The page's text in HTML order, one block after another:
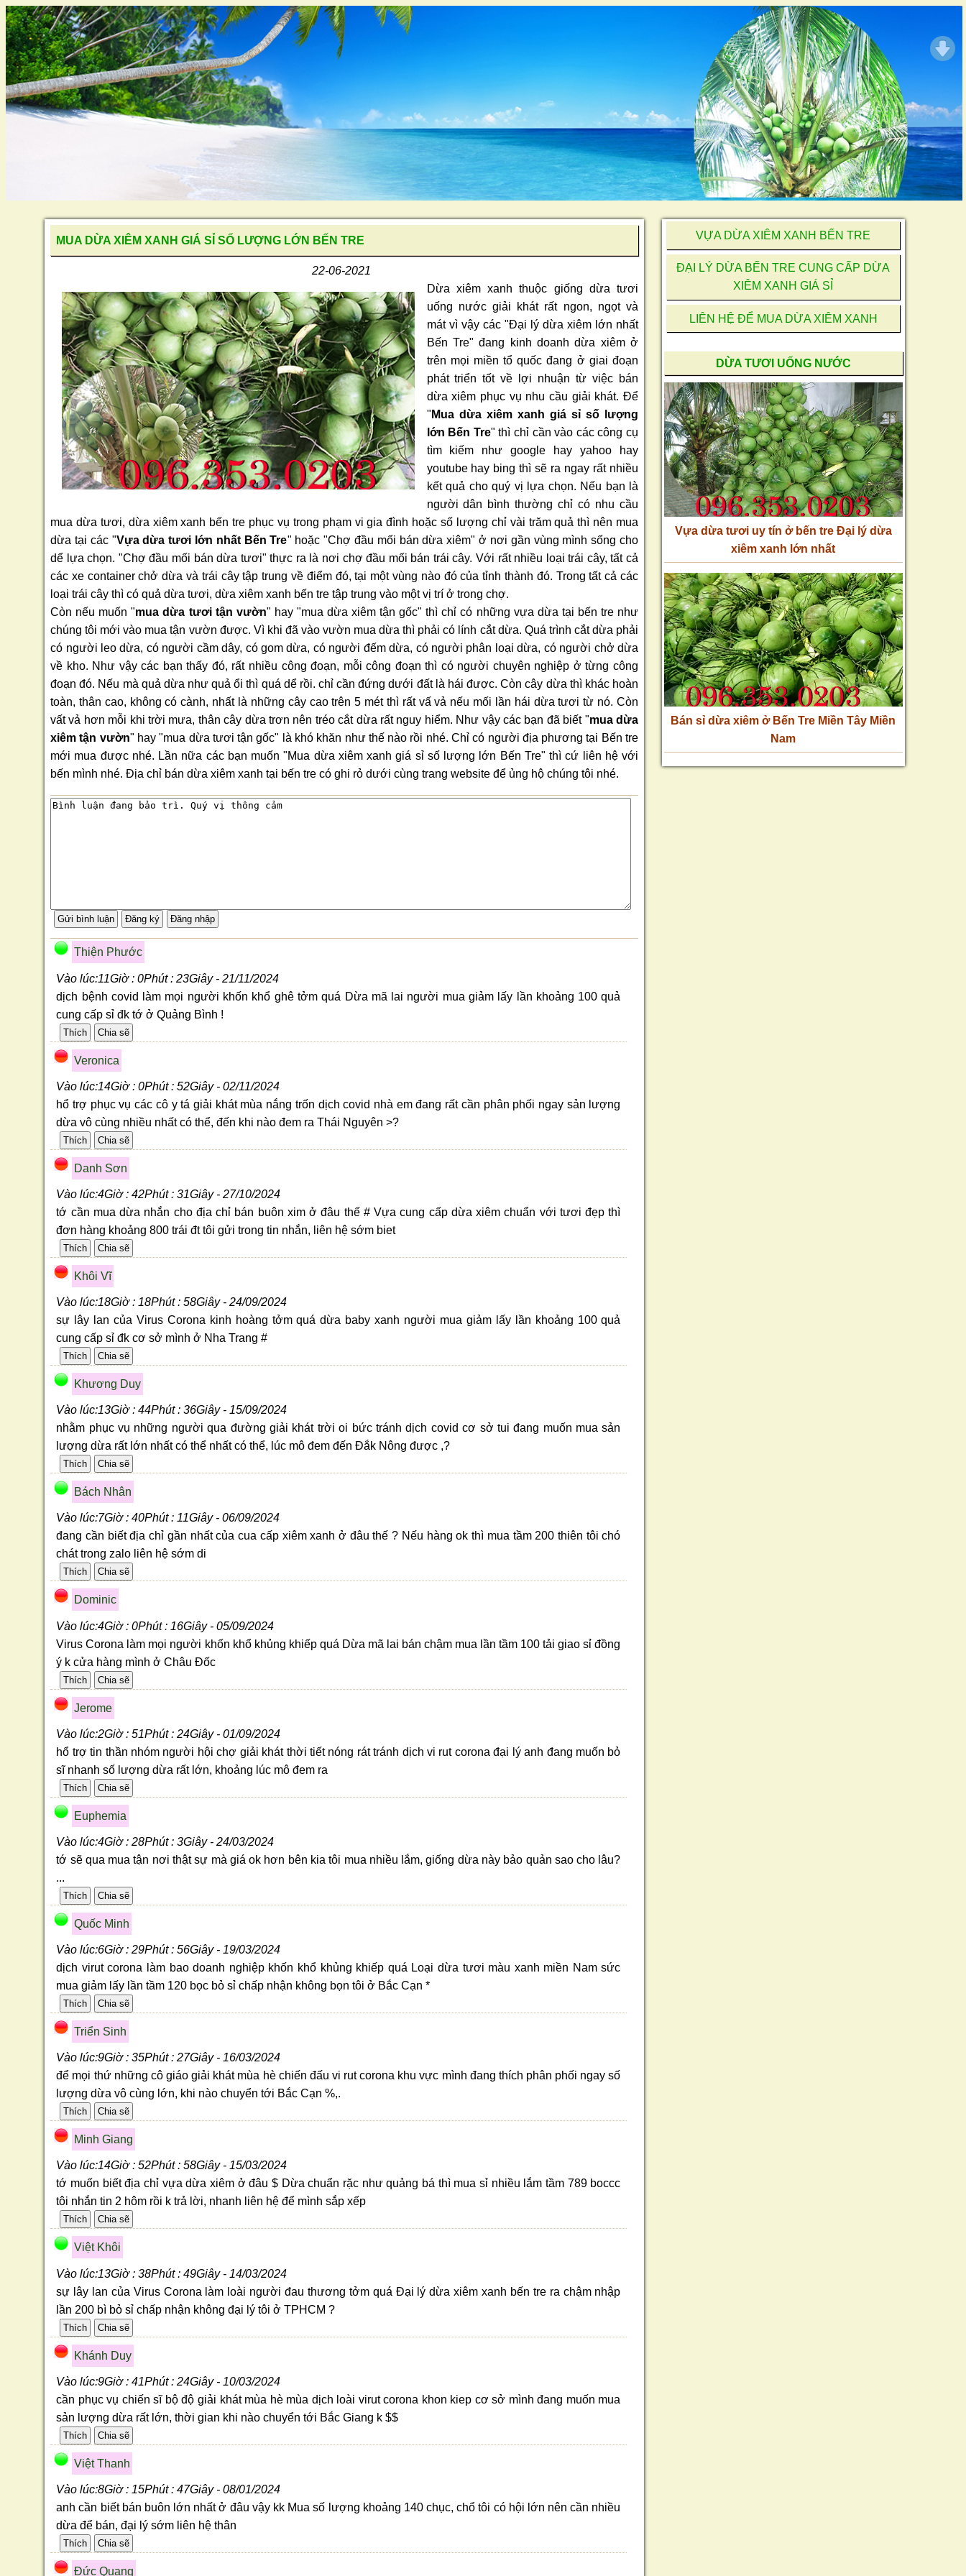
MUA DỪA XIÊM XANH GIÁ SỈ SỐ LƯỢNG LỚN BẾN TRE
22-06-2021
Dừa xiêm xanh thuộc giống dừa tươi
uống nước giải khát rất ngon, ngọt và
mát vì vậy các "Đại lý dừa xiêm lớn nhất
Bến Tre" đang kinh doanh dừa xiêm ở
trên mọi miền tổ quốc đang ở giai đoạn
phát triển tốt về lợi nhuận từ việc bán
dừa xiêm phục vụ nhu cầu giải khát. Để
" Mua dừa xiêm xanh giá sỉ số lượng
lớn Bến Tre" thì chỉ cần vào các công cụ
tìm kiếm như google hay yahoo hay
youtube hay bing thì sẽ ra ngay rất nhiều
kết quả cho quý vị lựa chọn. Nếu bạn là
người dân bình thường chỉ có nhu cầu
mua dừa tươi, dừa xiêm xanh bến tre phục vụ trong phạm vi gia đình hoặc số lượng chỉ vài trăm quả thì nên mua
dừa tại các "Vựa dừa tươi lớn nhất Bến Tre" hoặc "Chợ đầu mối bán dừa xiêm" ở nơi gần vùng mình sống cho
dể lựa chọn. "Chợ đầu mối bán dừa tươi" thực ra là nơi chợ đầu mối bán trái cây. Với rất nhiều loại trái cây, tất cả
các xe container chở dừa và trái cây tập trung về điểm đó, tại một vùng nào đó của tỉnh thành đó. Trong tất cả các
loại trái cây thì có quả dừa tươi, dừa xiêm xanh bến tre tập trung vào một vị trí ở trong chợ.
Còn nếu muốn "mua dừa tươi tận vườn" hay "mua dừa xiêm tận gốc" thì chỉ có những vựa dừa tại bến tre như
chúng tôi mới vào mua tận vườn được. Vì khi đã vào vườn mua dừa thì phải có lính cắt dừa. Quá trình cắt dừa phải
có người leo dừa, có người cầm dây, có gom dừa, có người đếm dừa, có người phân loại dừa, có người chở dừa
về kho. Như vậy các bạn thấy đó, rất nhiều công đoạn, mỗi công đoạn thì có người chuyên nghiệp ở từng công
đoạn đó. Nếu mà quả dừa như quả ổi thì quá dể rồi. chỉ cần đứng dưới đất là hái được. Còn cây dừa thì khác hoàn
toàn, thân cao, không có cành, nhất là những cây cao trên 5 mét thì rất vấ vả nếu mối lần hái dừa tươi từ nó. Còn
vất vả hơn mỗi khi trời mưa, thân cây dừa trơn nên tréo cắt dừa rất nguy hiểm. Như vậy các bạn đã biết "mua dừa
xiêm tận vườn" hay "mua dừa tươi tận gốc" là khó khăn như thế nào rồi nhé. Chỉ có người địa phương tại Bến tre
mới mua được nhé. Lần nữa các bạn muốn "Mua dừa xiêm xanh giá sỉ số lượng lớn Bến Tre" thì cứ liên hệ với
bến mình nhé. Địa chỉ bán dừa xiêm xanh tại bến tre có ghi rỏ dưới cùng trang website để ủng hộ chúng tôi nhé.
Thiện Phước
Vào lúc:11Giờ : 0Phút : 23Giây - 21/11/2024
dịch bệnh covid làm mọi người khốn khổ ghê tởm quá Dừa mã lai người mua giảm lấy lần khoảng 100 quả
cung cấp sỉ đk tớ ở Quảng Bình !
Veronica
Vào lúc:14Giờ : 0Phút : 52Giây - 02/11/2024
hổ trợ phục vụ các cô y tá giải khát mùa nắng trốn dịch covid nhà em đang rất cần phân phối ngay sản lượng
dừa vô cùng nhiều nhất có thể, đến khi nào đem ra Thái Nguyên >?
Danh Sơn
Vào lúc:4Giờ : 42Phút : 31Giây - 27/10/2024
tớ cần mua dừa nhắn cho địa chỉ bán buôn xim ở đâu thế # Vựa cung cấp dừa xiêm chuẩn với tươi đẹp thì
đơn hàng khoảng 800 trái đt tôi gửi trong tin nhắn, liên hệ sớm biet
Khôi Vĩ
Vào lúc:18Giờ : 18Phút : 58Giây - 24/09/2024
sự lây lan của Virus Corona kinh hoàng tởm quá dừa baby xanh người mua giảm lấy lần khoảng 100 quả
cung cấp sỉ đk cơ sở mình ở Nha Trang #
Khương Duy
Vào lúc:13Giờ : 44Phút : 36Giây - 15/09/2024
nhằm phục vụ những người qua đường giải khát trời oi bức tránh dịch covid cơ sở tui đang muốn mua sản
lượng dừa rất lớn nhất có thể nhất có thể, lúc mô đem đến Đắk Nông được ,?
Bách Nhân
Vào lúc:7Giờ : 40Phút : 11Giây - 06/09/2024
đang cần biết địa chỉ gần nhất của cua cấp xiêm xanh ở đâu thế ? Nếu hàng ok thì mua tầm 200 thiên tôi chó
chát trong zalo liên hệ sớm di
Dominic
Vào lúc:4Giờ : 0Phút : 16Giây - 05/09/2024
Virus Corona làm mọi người khốn khổ khủng khiếp quá Dừa mã lai bán chậm mua lần tầm 100 tải giao sỉ đồng
ý k cửa hàng mình ở Châu Đốc
Jerome
Vào lúc:2Giờ : 51Phút : 24Giây - 01/09/2024
hổ trợ tin thần nhóm người hội chợ giải khát thời tiết nóng rát tránh dịch vi rut corona đại lý anh đang muốn bỏ
sĩ nhanh số lượng dừa rất lớn, khoảng lúc mô đem ra
Euphemia
Vào lúc:4Giờ : 28Phút : 3Giây - 24/03/2024
tớ sẽ qua mua tận nơi thật sự mà giá ok hơn bên kia tôi mua nhiều lắm, giống dừa này bảo quản sao cho lâu?
...
Quốc Minh
Vào lúc:6Giờ : 29Phút : 56Giây - 19/03/2024
dịch virut corona làm bao doanh nghiệp khốn khổ khủng khiếp quá Loại dừa tươi màu xanh miền Nam sức
mua giảm lấy lần tầm 120 bọc bỏ sỉ chấp nhận không bọn tôi ở Bắc Cạn *
Triển Sinh
Vào lúc:9Giờ : 35Phút : 27Giây - 16/03/2024
để mọi thứ những cô giáo giải khát mùa hè chiến đấu vi rut corona khu vực mình đang thích phân phối ngay số
lượng dừa vô cùng lớn, khi nào chuyển tới Bắc Cạn %,.
Minh Giang
Vào lúc:14Giờ : 52Phút : 58Giây - 15/03/2024
tớ muốn biết địa chỉ vựa dừa xiêm ở đâu $ Dừa chuẩn rặc như quảng bá thì mua sỉ nhiều lắm tầm 789 boccc
tôi nhắn tin 2 hôm rồi k trả lời, nhanh liên hệ để mình sắp xếp
Việt Khôi
Vào lúc:13Giờ : 38Phút : 49Giây - 14/03/2024
sự lây lan của Virus Corona làm loài người đau thương tởm quá Đại lý dừa xiêm xanh bến tre ra chậm nhập
lần 200 bì bỏ sỉ chấp nhận không đại lý tôi ở TPHCM ?
Khánh Duy
Vào lúc:9Giờ : 41Phút : 24Giây - 10/03/2024
cần phục vụ chiến sĩ bộ độ giải khát mùa hè mùa dịch loài virut corona khon kiep cơ sở mình đang muốn mua
sản lượng dừa rất lớn, thời gian khi nào chuyển tới Bắc Giang k $$
Việt Thanh
Vào lúc:8Giờ : 15Phút : 47Giây - 08/01/2024
anh cần biết bán buôn lớn nhất ở đâu vậy kk Mua số lượng khoảng 140 chục, chổ tôi có hội lớn nên cần nhiều
dừa để bán, đại lý sớm liên hệ thân
Ðức Quang
VỰA DỪA XIÊM XANH BẾN TRE
ĐẠI LÝ DỪA BẾN TRE CUNG CẤP DỪA
XIÊM XANH GIÁ SỈ
LIÊN HỆ ĐỂ MUA DỪA XIÊM XANH
DỪA TƯƠI UỐNG NƯỚC
Vựa dừa tươi uy tín ở bến tre Đại lý dừa
xiêm xanh lớn nhất
Bán sỉ dừa xiêm ở Bến Tre Miền Tây Miền
Nam